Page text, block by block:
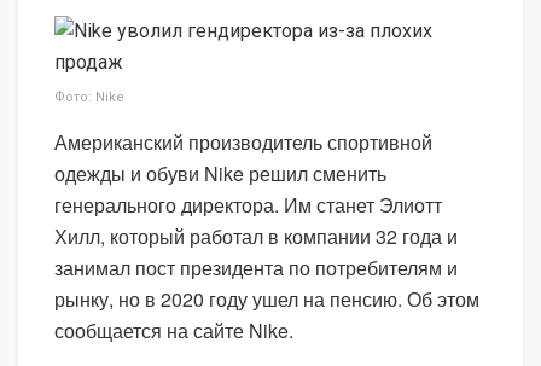
Фото: Nike
Американский производитель спортивной
одежды и обуви Nike решил сменить
генерального директора. Им станет Элиотт
Хилл, который работал в компании 32 года и
занимал пост президента по потребителям и
рынку, но в 2020 году ушел на пенсию. Об этом
сообщается на сайте Nike.